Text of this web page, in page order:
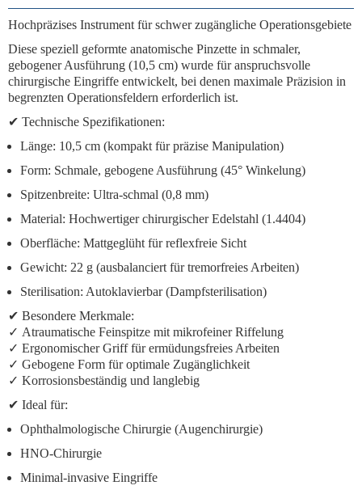
Hochpräzises Instrument für schwer zugängliche Operationsgebiete
Diese speziell geformte anatomische Pinzette in schmaler,
gebogener Ausführung (10,5 cm) wurde für anspruchsvolle
chirurgische Eingriffe entwickelt, bei denen maximale Präzision in
begrenzten Operationsfeldern erforderlich ist.
✔ Technische Spezifikationen:
Länge: 10,5 cm (kompakt für präzise Manipulation)
Form: Schmale, gebogene Ausführung (45° Winkelung)
Spitzenbreite: Ultra-schmal (0,8 mm)
Material: Hochwertiger chirurgischer Edelstahl (1.4404)
Oberfläche: Mattgeglüht für reflexfreie Sicht
Gewicht: 22 g (ausbalanciert für tremorfreies Arbeiten)
Sterilisation: Autoklavierbar (Dampfsterilisation)
✔ Besondere Merkmale:
✓ Atraumatische Feinspitze mit mikrofeiner Riffelung
✓ Ergonomischer Grifffür ermüdungsfreies Arbeiten
✓ Gebogene Form für optimale Zugänglichkeit
✓ Korrosionsbeständig und langlebig
✔ Ideal für:
Ophthalmologische Chirurgie (Augenchirurgie)
HNO-Chirurgie
Minimal-invasive Eingriffe